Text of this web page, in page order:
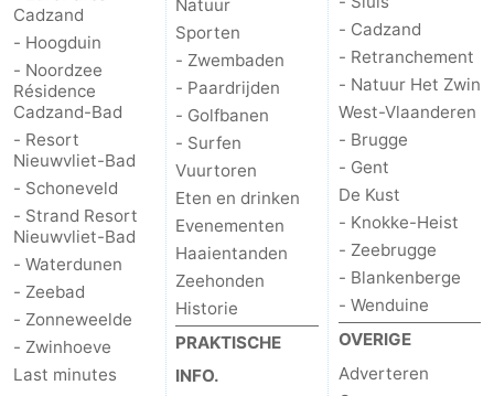
Cadzand
- Hoogduin
- Noordzee
Résidence
Cadzand-Bad
- Resort
Nieuwvliet-Bad
- Schoneveld
- Strand Resort
Nieuwvliet-Bad
- Waterdunen
- Zeebad
- Zonneweelde
- Zwinhoeve
Last minutes
Natuur
Sporten
- Zwembaden
- Paardrijden
- Golfbanen
- Surfen
Vuurtoren
Eten en drinken
Evenementen
Haaientanden
Zeehonden
Historie
PRAKTISCHE
INFO.
- Cadzand
- Retranchement
- Natuur Het Zwin
West-Vlaanderen
- Brugge
- Gent
De Kust
- Knokke-Heist
- Zeebrugge
- Blankenberge
- Wenduine
OVERIGE
Adverteren